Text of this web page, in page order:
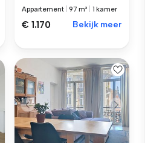
Appartement |97 m² 1 kamer
€ 1.170 Bekijk meer